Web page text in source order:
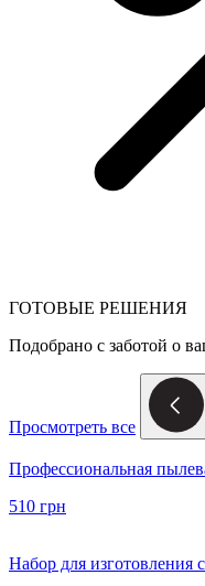
ГОТОВЫЕ РЕШЕНИЯ
Подобрано с заботой о
Просмотреть все
Профессиональная
510 грн
Набор для изготовления